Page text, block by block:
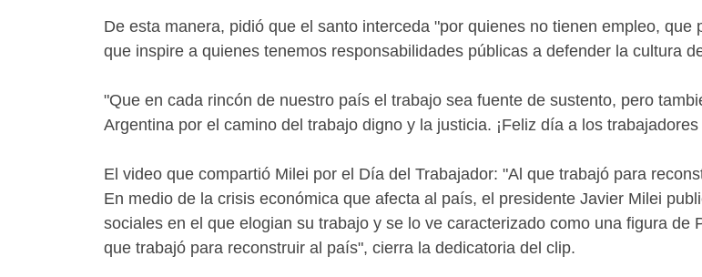
De esta manera, pidió que el santo interceda "por quienes no tienen empleo,
que inspire a quienes tenemos responsabilidades públicas a defender la cultura
"Que en cada rincón de nuestro país el trabajo sea fuente de sustento, pero
Argentina por el camino del trabajo digno y la justicia. ¡Feliz día a los
El video que compartió Milei por el Día del Trabajador: "Al que trabajó para
En medio de la crisis económica que afecta al país, el presidente Javier Milei
sociales en el que elogian su trabajo y se lo ve caracterizado como una figura de
que trabajó para reconstruir al país", cierra la dedicatoria del clip.